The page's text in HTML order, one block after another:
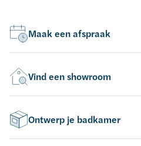
Maak een afspraak
Vind een showroom
Ontwerp je badkamer